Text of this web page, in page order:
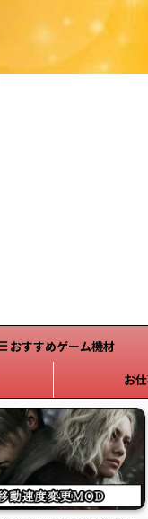
おすすめゲーム機材
お